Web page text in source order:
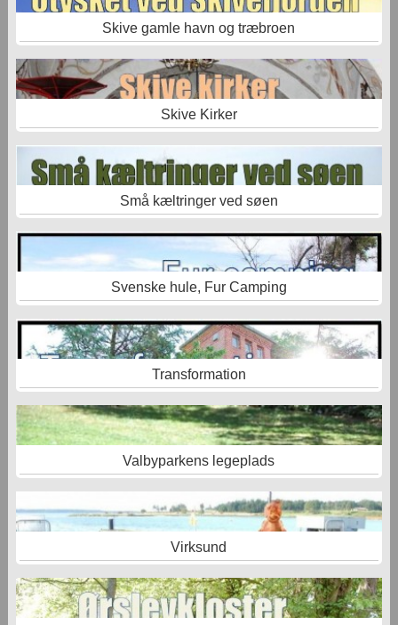
Skive gamle havn og træbroen
Skive Kirker
Små kæltringer ved søen
Svenske hule, Fur Camping
Transformation
Valbyparkens legeplads
Virksund